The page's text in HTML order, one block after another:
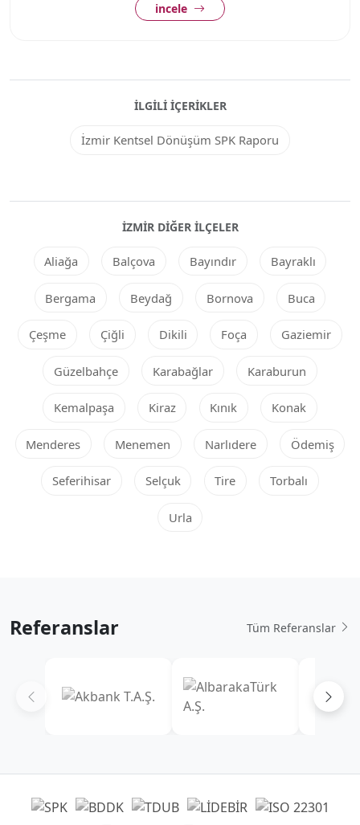
incele
İLGILI İÇERIKLER
İzmir Kentsel Dönüşüm SPK Raporu
İZMIR DIĞER ILÇELER
Aliağa Balçova Bayındır Bayraklı
Bergama Beydağ Bornova Buca
Çeşme Çiğli Dikili Foça Gaziemir
Güzelbahçe Karabağlar Karaburun
Kemalpaşa Kiraz Kınık Konak
Menderes Menemen Narlıdere Ödemiş
Seferihisar Selçuk Tire Torbalı
Urla
Referanslar Tüm Referanslar